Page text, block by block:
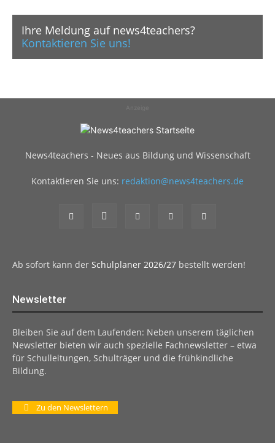
Ihre Meldung auf news4teachers?
Kontaktieren Sie uns!
News4teachers - Neues aus Bildung und Wissenschaft
Kontaktieren Sie uns: redaktion@news4teachers.de
Ab sofort kann der Schulplaner 2026/27 bestellt werden!
Newsletter
Bleiben Sie auf dem Laufenden: Neben unserem täglichen
Newsletter bieten wir auch spezielle Fachnewsletter – etwa
für Schulleitungen, Schulträger und die frühkindliche
Bildung.
Zu den Newslettern